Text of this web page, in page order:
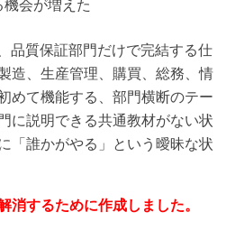
会が増えた
品質保証部門だけで完結する仕
造、生産管理、購買、総務、情
めて機能する、部門横断のテー
に説明できる共通教材がない状
「誰かがやる」という曖昧な状
消するために作成しました。